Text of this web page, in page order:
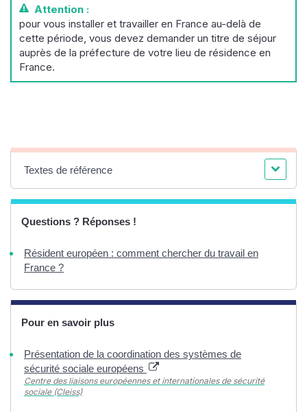
Attention :
pour vous installer et travailler en France au-delà de
cette période, vous devez demander un titre de séjour
auprès de la préfecture de votre lieu de résidence en
France.
Textes de référence
Questions ? Réponses !
Résident européen : comment chercher du travail en
France ?
Pour en savoir plus
Présentation de la coordination des systèmes de
sécurité sociale européens
Centre des liaisons européennes et internationales de sécurité
sociale (Cleiss)